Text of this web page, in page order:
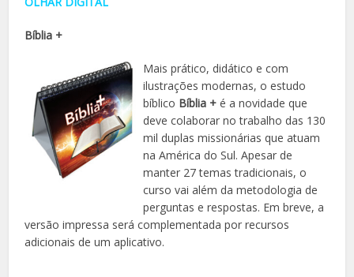
Bíblia +
Mais prático, didático e com
ilustrações modernas, o estudo
bíblico Bíblia + é a novidade que
deve colaborar no trabalho das 130
mil duplas missionárias que atuam
na América do Sul. Apesar de
manter 27 temas tradicionais, o
curso vai além da metodologia de
perguntas e respostas. Em breve, a
versão impressa será complementada por recursos
adicionais de um aplicativo.